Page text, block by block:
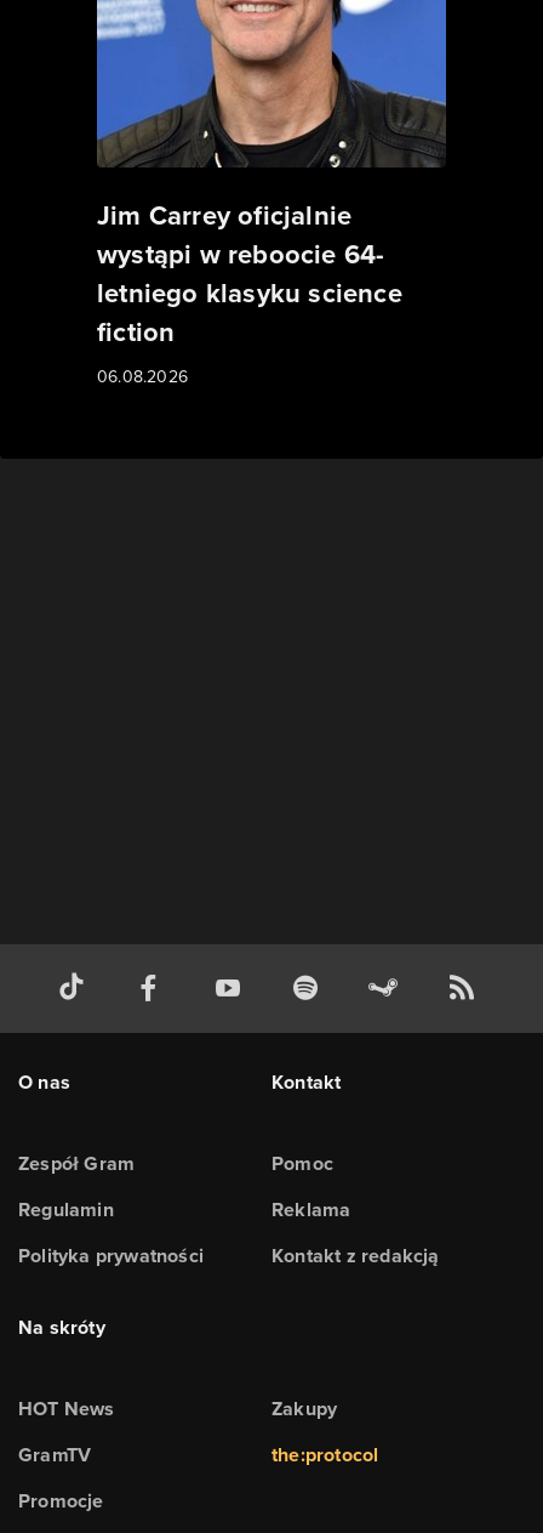
Jim Carrey oficjalnie
wystąpi w reboocie 64-
letniego klasyku science
fiction
06.08.2026
O nas
Zespół Gram
Regulamin
Polityka prywatności
Kontakt
Pomoc
Reklama
Kontakt z redakcją
Na skróty
HOT News
GramTV
Promocje
Zakupy
the:protocol